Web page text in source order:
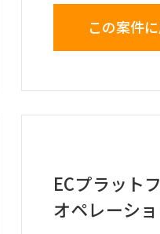
分析、アクショ
この案件
ECプラット
オペレーシ